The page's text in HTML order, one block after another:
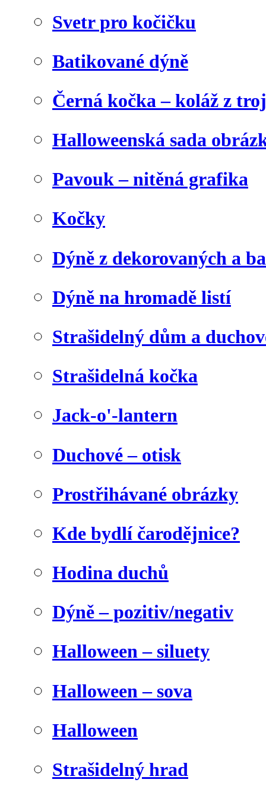
Svetr pro kočičku
Batikované dýně
Černá kočka – koláž z
Halloweenská sada
Pavouk – nitěná grafika
Kočky
Dýně z dekorovaných a
Dýně na hromadě listí
Strašidelný dům a
Strašidelná kočka
Jack-o'-lantern
Duchové – otisk
Prostřihávané obrázky
Kde bydlí čarodějnice?
Hodina duchů
Dýně – pozitiv/negativ
Halloween – siluety
Halloween – sova
Halloween
Strašidelný hrad